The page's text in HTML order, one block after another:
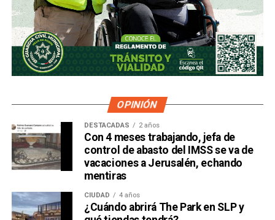
OPINIÓN
DESTACADAS 2 años
Con 4 meses trabajando, jefa de
control de abasto del IMSS se va de
vacaciones a Jerusalén, echando
mentiras
CIUDAD 4 años
¿Cuándo abrirá The Park en SLP y